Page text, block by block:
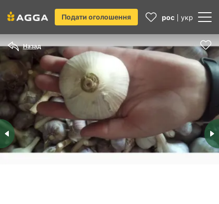
Подати оголошення рос укр
Назад